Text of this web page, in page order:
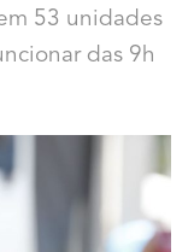
53 unidades
das 9h